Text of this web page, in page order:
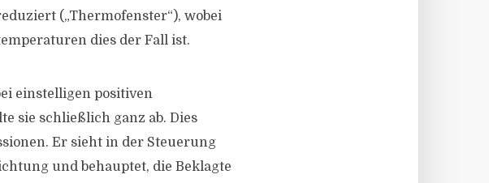
(„Thermofenster“), wobei
dies der Fall ist.
einstelligen positiven
sie schließlich ganz ab. Dies
Er sieht in der Steuerung
und behauptet, die Beklagte